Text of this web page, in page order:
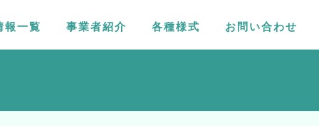
報一覧 事業者紹介 各種様式 お問い合わせ